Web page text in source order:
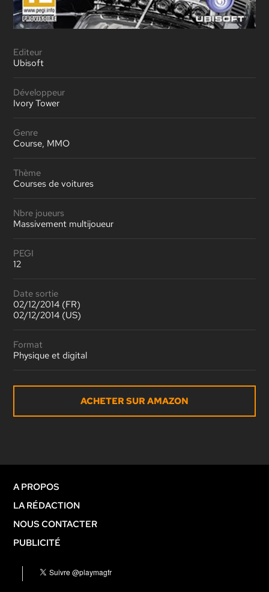
Editeur
Ubisoft
Développeur
Ivory Tower
Genre
Course, MMO
Thème
Courses de voitures
Nbre joueurs
Massivement multijoueur
PEGI
12
Date sortie
02/12/2014 (FR)
02/12/2014 (US)
Format
Physique et digital
ACHETER SUR AMAZON
A PROPOS
LA RÉDACTION
NOUS CONTACTER
PUBLICITÉ